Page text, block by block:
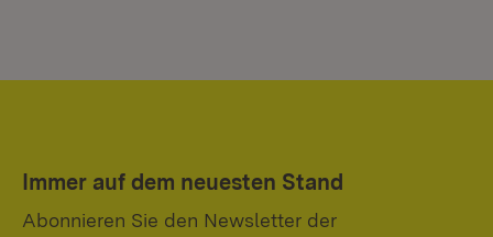
Immer auf dem neuesten Stand
Abonnieren Sie den Newsletter der